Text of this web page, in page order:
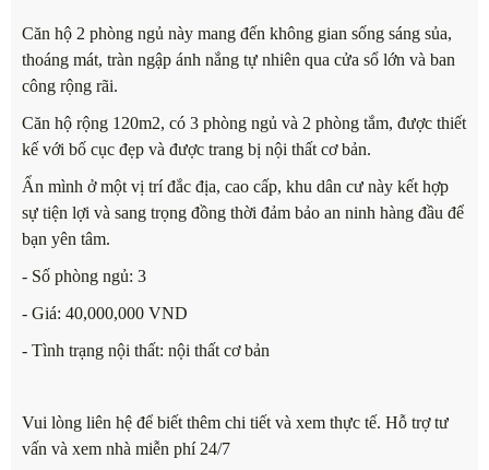
Căn hộ 2 phòng ngủ này mang đến không gian sống sáng sủa,
thoáng mát, tràn ngập ánh nắng tự nhiên qua cửa sổ lớn và ban
công rộng rãi.
Căn hộ rộng 120m2, có 3 phòng ngủ và 2 phòng tắm, được thiết
kế với bố cục đẹp và được trang bị nội thất cơ bản.
Ẩn mình ở một vị trí đắc địa, cao cấp, khu dân cư này kết hợp
sự tiện lợi và sang trọng đồng thời đảm bảo an ninh hàng đầu để
bạn yên tâm.
- Số phòng ngủ: 3
- Giá: 40,000,000 VND
- Tình trạng nội thất: nội thất cơ bản
Vui lòng liên hệ để biết thêm chi tiết và xem thực tế. Hỗ trợ tư
vấn và xem nhà miễn phí 24/7